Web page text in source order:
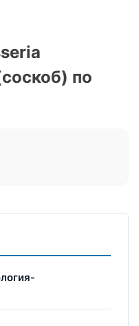
по